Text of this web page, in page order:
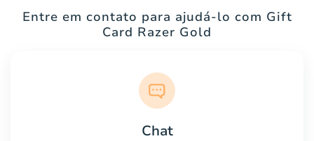
Entre em contato para ajudá-lo com Gift
Card Razer Gold
Chat